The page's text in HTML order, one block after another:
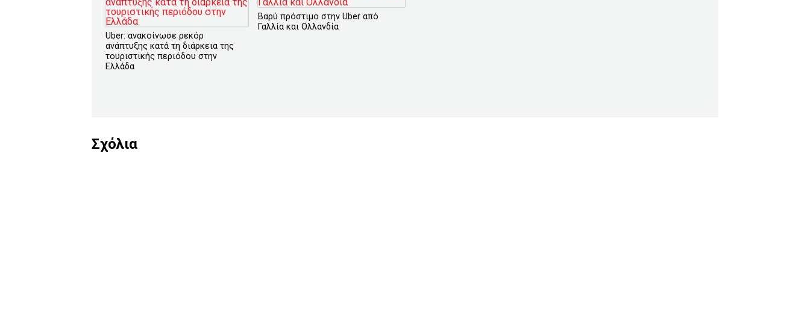
Uber: ανακοίνωσε ρεκόρ
ανάπτυξης κατά τη διάρκεια της
τουριστικής περιόδου στην
Ελλάδα
Βαρύ πρόστιμο στην Uber από
Γαλλία και Ολλανδία
Σχόλια